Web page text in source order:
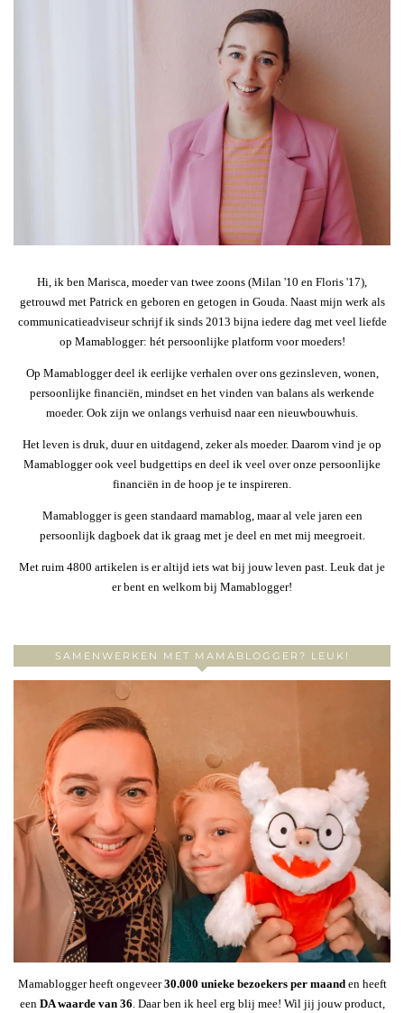
Hi, ik ben Marisca, moeder van twee zoons (Milan '10 en Floris '17),
getrouwd met Patrick en geboren en getogen in Gouda. Naast mijn werk als
communicatieadviseur schrijf ik sinds 2013 bijna iedere dag met veel liefde
op Mamablogger: hét persoonlijke platform voor moeders!
Op Mamablogger deel ik eerlijke verhalen over ons gezinsleven, wonen,
persoonlijke financiën, mindset en het vinden van balans als werkende
moeder. Ook zijn we onlangs verhuisd naar een nieuwbouwhuis.
Het leven is druk, duur en uitdagend, zeker als moeder. Daarom vind je op
Mamablogger ook veel budgettips en deel ik veel over onze persoonlijke
financiën in de hoop je te inspireren.
Mamablogger is geen standaard mamablog, maar al vele jaren een
persoonlijk dagboek dat ik graag met je deel en met mij meegroeit.
Met ruim 4800 artikelen is er altijd iets wat bij jouw leven past. Leuk dat je
er bent en welkom bij Mamablogger!
SAMENWERKEN MET MAMABLOGGER? LEUK!
Mamablogger heeft ongeveer30.000 unieke bezoekers per maanden heeft
een DA waarde van 36. Daar ben ik heel erg blij mee! Wil jij jouw product,